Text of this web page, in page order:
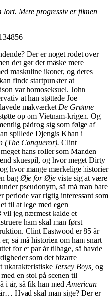
Mere progressiv er filmen
Der er noget rodet over
det gør det måske mere
maskuline ikoner, og deres
finde startpunkter at
var homoseksuel. John
at han støttede Joe
makværket De Grønne
op om Vietnam-krigen. Og
pådrog sig som følge af
spillede Djengis Khan i
(The Conqueror). Clint
hans roller som Manden
skuespil, og hvor meget Dirty
hvor mange mærkelige historier
bag Øje for Øje viste sig at være
pseudonym, så må man bare
periode var rigtig interessant som
til at lege med egen
vil jeg nærmest kalde et
ham skal man først
Clint Eastwood er 85 år
så må historien om ham snart
for et par år tilbage, så havde
som det bizarre
Jersey Boys, og
en stol på scenen til
i år, så fik han med American
Hvad skal man sige? Der er